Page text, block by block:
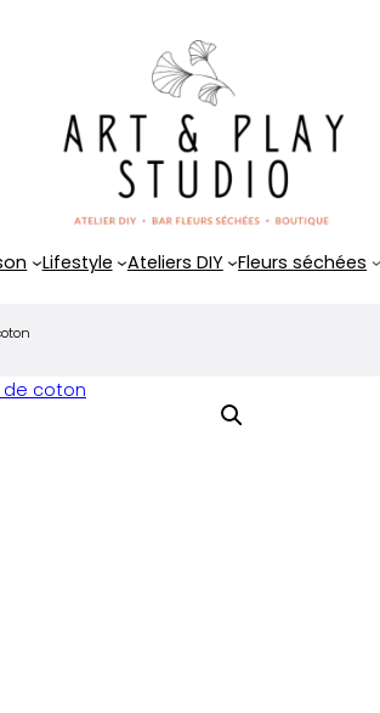
Lifestyle Ateliers DIY Fleurs séchées